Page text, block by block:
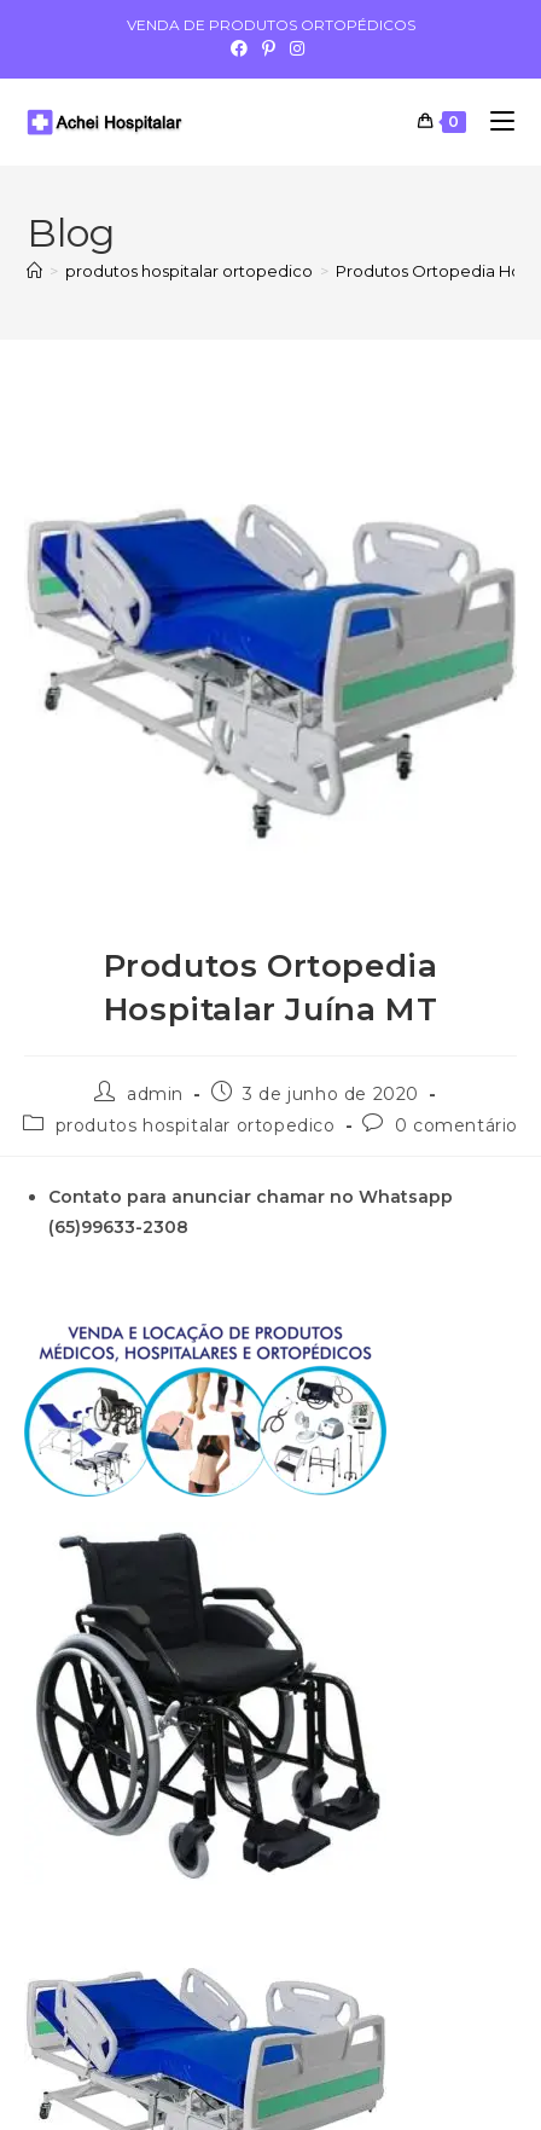
VENDA DE PRODUTOS ORTOPÉDICOS
0
Blog
> produtos hospitalar ortopedico > Produtos Ortopedia
Produtos Ortopedia
Hospitalar Juína MT
admin
3 de junho de 2020
produtos hospitalar ortopedico
0 comentário
Contato para anunciar chamar no Whatsapp
(65)99633-2308